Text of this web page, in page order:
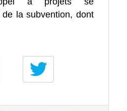
la subvention, dont